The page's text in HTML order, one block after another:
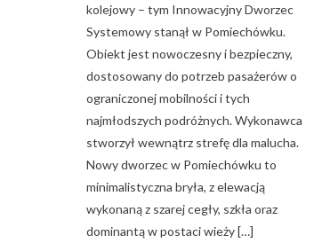
kolejowy – tym Innowacyjny Dworzec
Systemowy stanął w Pomiechówku.
Obiekt jest nowoczesny i bezpieczny,
dostosowany do potrzeb pasażerów o
ograniczonej mobilności i tych
najmłodszych podróżnych. Wykonawca
stworzył wewnątrz strefę dla malucha.
Nowy dworzec w Pomiechówku to
minimalistyczna bryła, z elewacją
wykonaną z szarej cegły, szkła oraz
dominantą w postaci wieży […]